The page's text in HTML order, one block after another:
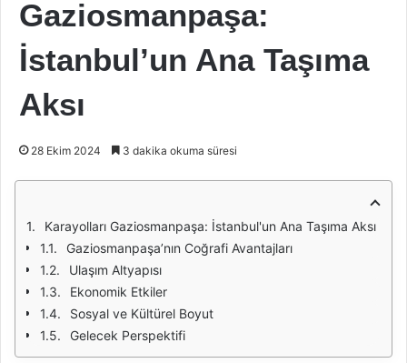
Gaziosmanpaşa:
İstanbul’un Ana Taşıma
Aksı
28 Ekim 2024 3 dakika okuma süresi
Karayolları Gaziosmanpaşa: İstanbul'un Ana Taşıma Aksı
Gaziosmanpaşa’nın Coğrafi Avantajları
Ulaşım Altyapısı
Ekonomik Etkiler
Sosyal ve Kültürel Boyut
Gelecek Perspektifi